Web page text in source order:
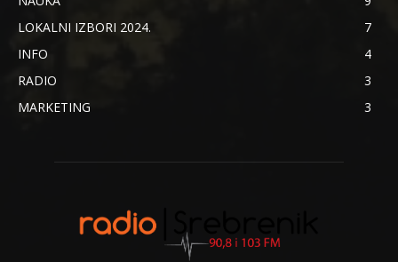
LOKALNI IZBORI 2024.
7
INFO
4
RADIO
3
MARKETING
3